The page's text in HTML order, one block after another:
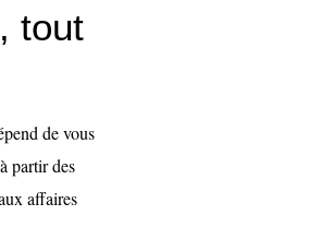
tout
de vous
partir des
affaires